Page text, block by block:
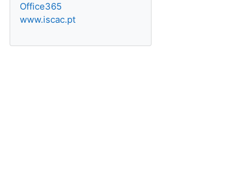
Office365
www.iscac.pt